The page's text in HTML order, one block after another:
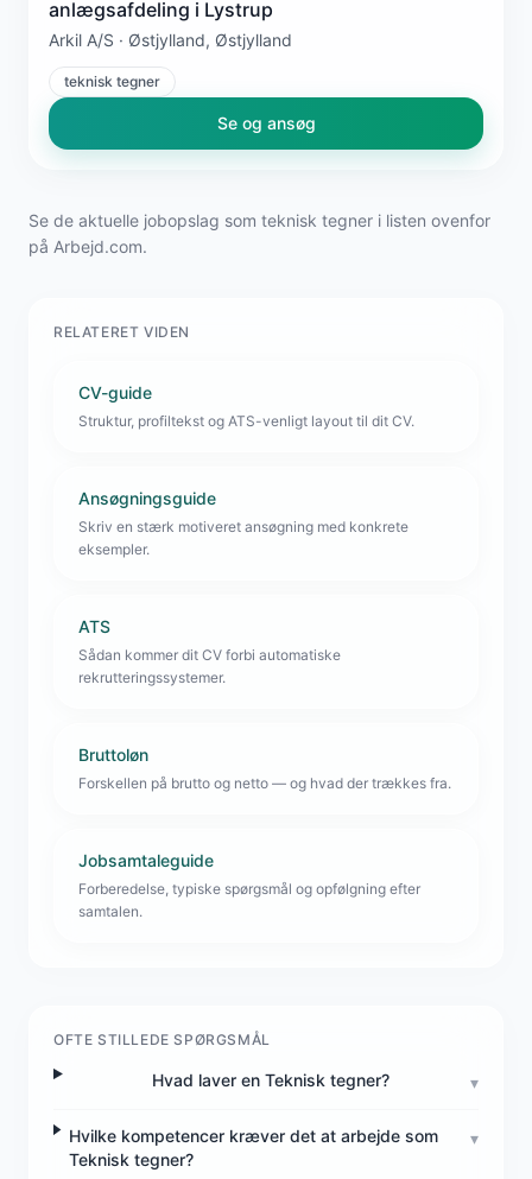
anlægsafdeling i Lystrup
Arkil A/S · Østjylland, Østjylland
teknisk tegner
Se og ansøg
Se de aktuelle jobopslag som teknisk tegner i listen ovenfor
på Arbejd.com.
RELATERET VIDEN
CV-guide
Struktur, profiltekst og ATS-venligt layout til dit CV.
Ansøgningsguide
Skriv en stærk motiveret ansøgning med konkrete
eksempler.
ATS
Sådan kommer dit CV forbi automatiske
rekrutteringssystemer.
Bruttoløn
Forskellen på brutto og netto — og hvad der trækkes fra.
Jobsamtaleguide
Forberedelse, typiske spørgsmål og opfølgning efter
samtalen.
OFTE STILLEDE SPØRGSMÅL
Hvad laver en Teknisk tegner? ▾
Hvilke kompetencer kræver det at arbejde som
Teknisk tegner?
▾